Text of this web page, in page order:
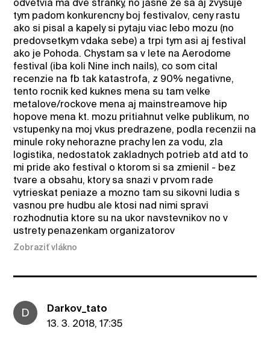
odvetvia ma dve stranky, no jasne ze sa aj zvysuje
tym padom konkurencny boj festivalov, ceny rastu
ako si pisal a kapely si pytaju viac lebo mozu (no
predovsetkym vdaka sebe) a trpi tym asi aj festival
ako je Pohoda. Chystam sa v lete na Aerodome
festival (iba koli Nine inch nails), co som cital
recenzie na fb tak katastrofa, z 90% negativne,
tento rocnik ked kuknes mena su tam velke
metalove/rockove mena aj mainstreamove hip
hopove mena kt. mozu pritiahnut velke publikum, no
vstupenky na moj vkus predrazene, podla recenzii na
minule roky nehorazne prachy len za vodu, zla
logistika, nedostatok zakladnych potrieb atd atd to
mi pride ako festival o ktorom si sa zmienil - bez
tvare a obsahu, ktory sa snazi v prvom rade
vytrieskat peniaze a mozno tam su sikovni ludia s
vasnou pre hudbu ale ktosi nad nimi spravi
rozhodnutia ktore su na ukor navstevnikov no v
ustrety penazenkam organizatorov
Zobraziť vlákno
D
Darkov_tato
13. 3. 2018, 17:35